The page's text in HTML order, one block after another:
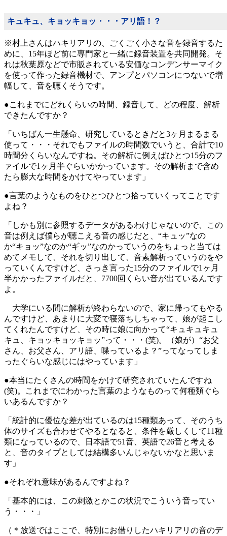
キュキュ、キョッキョッ・・・アリ語！？
※村上さんはハキリアリの、ごくごく小さな音を録音するた
めに、15年ほど前に専門家と一緒に録音装置を共同開発。そ
れは秋葉原などで市販されている安価なコンデンサーマイク
を使って作った録音機材で、アンプとパソコンにつないで増
幅して、音を聴くそうです。
●これまでにどれくらいの時間、録音して、どの程度、解析
できたんですか？
「いちばん一生懸命、研究しているときだと3ヶ月まるまる
使って・・・それでもファイルの時間数でいうと、合計で10
時間分くらいなんですね。その解析に例えばひとつ15分のフ
ァイルで1ヶ月半ぐらいかかっています。その解析まで含め
たら膨大な時間をかけてやっています」
●言葉のようなものをひとつひとつ拾っていくってことです
よね？
「しかも別に参照するデータがあるわけじゃないので、この
音は例えば僕らが聴こえる音の感じだと、“キュッ”なの
か“キョッ”なのか“ギッ”なのかっていうのをちょっと当ては
めてメモして、それを切り出して、音素解析っていうのをや
っていくんですけど、さっき言った15分のファイルで1ヶ月
半かかったファイルだと、7700回くらい音が出ているんです
よ。
大学にいる間に解析が終わらないので、家に帰ってもやる
んですけど、あまりに大変で寝落ちしちゃって、娘が起こし
てくれたんですけど、その時に娘に向かって“キュキュキュ
キュ、キョッキョッキョッ”って・・・(笑)。（娘が）“お父
さん、お父さん、アリ語、喋っているよ？”ってなってしま
ったぐらいな感じにはやっています」
●本当にたくさんの時間をかけて研究されていたんですね
(笑)。これまでにわかった言葉のようなものって何種類ぐら
いあるんですか？
「統計的に優位な差が出ているのは15種類あって、そのうち
体のサイズも合わせてやるとなると、条件を厳しくして11種
類になっているので、日本語で51音、英語で26音と考える
と、音のタイプとしては結構多いんじゃないかなと思いま
す」
●それぞれ意味があるんですよね？
「基本的には、この刺激とかこの状況でこういう音ってい
う・・・」
（＊放送ではここで、特別にお借りしたハキリアリの音のデ